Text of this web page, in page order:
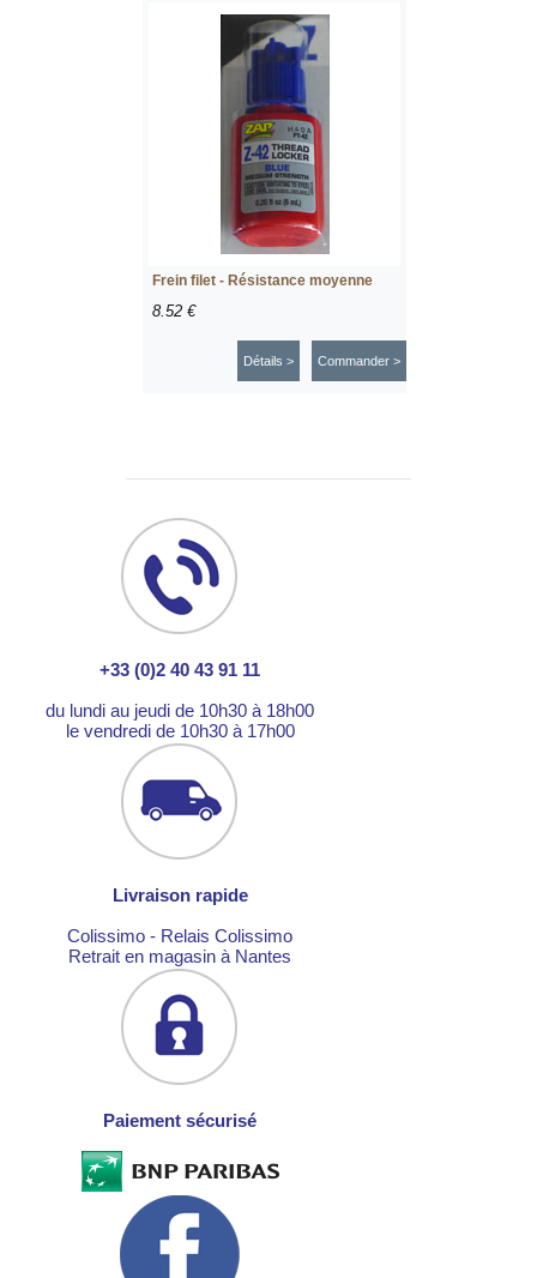
Frein filet - Résistance moyenne
8.52 €
Commander >
Détails >
+33 (0)2 40 43 91 11
du lundi au jeudi de 10h30 à 18h00
le vendredi de 10h30 à 17h00
Livraison rapide
Colissimo - Relais Colissimo
Retrait en magasin à Nantes
Paiement sécurisé